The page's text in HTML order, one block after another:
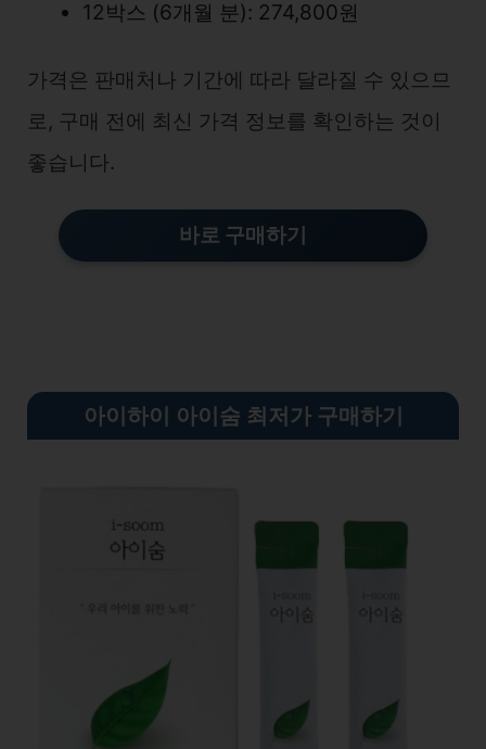
12박스 (6개월 분): 274,800원
가격은 판매처나 기간에 따라 달라질 수 있으므
로, 구매 전에 최신 가격 정보를 확인하는 것이
좋습니다.
바로 구매하기
아이하이 아이숨 최저가 구매하기